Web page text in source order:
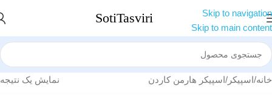
Skip to navigation
Skip to main content
خانه اسپیکر اسپیکر هارمن کاردن نمایش یک نتیجه